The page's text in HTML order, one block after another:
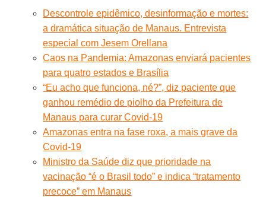
Descontrole epidêmico, desinformação e mortes:
a dramática situação de Manaus. Entrevista
especial com Jesem Orellana
Caos na Pandemia: Amazonas enviará pacientes
para quatro estados e Brasília
“Eu acho que funciona, né?”, diz paciente que
ganhou remédio de piolho da Prefeitura de
Manaus para curar Covid-19
Amazonas entra na fase roxa, a mais grave da
Covid-19
Ministro da Saúde diz que prioridade na
vacinação “é o Brasil todo” e indica “tratamento
precoce” em Manaus